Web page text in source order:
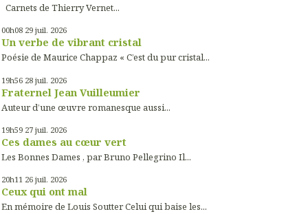
Carnets de Thierry Vernet...
00h08 29 juil. 2026
Un verbe de vibrant cristal
Poésie de Maurice Chappaz « C’est du pur cristal...
19h56 28 juil. 2026
Fraternel Jean Vuilleumier
Auteur d’une œuvre romanesque aussi...
19h59 27 juil. 2026
Ces dames au cœur vert
Les Bonnes Dames , par Bruno Pellegrino Il...
20h11 26 juil. 2026
Ceux qui ont mal
En mémoire de Louis Soutter Celui qui baise les...